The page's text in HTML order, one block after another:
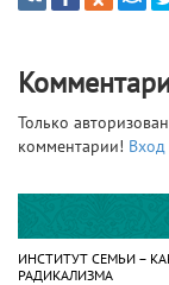
Только
комментарии! Вход
ИНСТИТУТ СЕМЬИ –
РАДИКАЛИЗМА